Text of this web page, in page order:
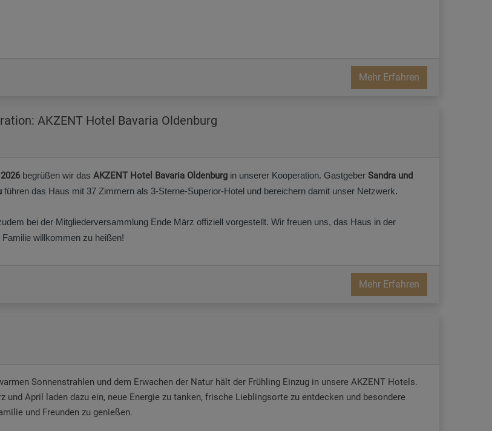
Mehr Erfahren
AKZENT Hotel Bavaria Oldenburg
begrüßen wir das AKZENT Hotel Bavaria Oldenburgin unserer Kooperation. Gastgeber Sandra und
führen das Haus mit 37 Zimmern als 3-Sterne-Superior-Hotel und bereichern damit unser Netzwerk.
bei der Mitgliederversammlung Ende März offiziell vorgestellt. Wir freuen uns, das Haus in der
willkommen zu heißen!
Mehr Erfahren
Sonnenstrahlen und dem Erwachen der Natur hält der Frühling Einzug in unsere AKZENT Hotels.
und April laden dazu ein, neue Energie zu tanken, frische Lieblingsorte zu entdecken und besondere
und Freunden zu genießen.